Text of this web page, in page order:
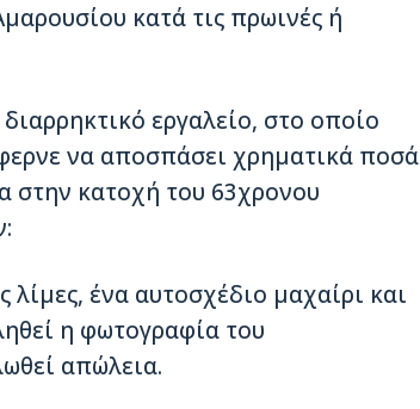
κατά τις πρωινές ή
εργαλείο, στο οποίο
να αποσπάσει χρηματικά ποσά
στην κατοχή του 63χρονου
λίμες, ένα αυτοσχέδιο μαχαίρι και
η φωτογραφία του
απώλεια.